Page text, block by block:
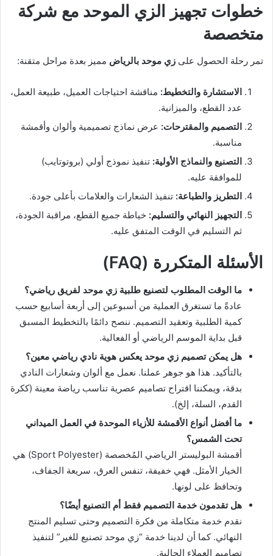
خطوات تجهيز الزي الموحد مع شركة
متخصصة
تمر رحلة الحصول على زي موحد بالرياض مميز بعدة مراحل متقنة:
الاستشارة والتخطيط: مناقشة احتياجات العميل، طبيعة العمل،
عدد القطع، والميزانية.
التصميم والمقترحات: عرض نماذج تصميمية وألوان وأقمشة
مناسبة.
التصنيع والنماذج الأولية: تنفيذ نموذج أولي (بروتوتايب)
للموافقة عليه.
التطريز والطباعة: تنفيذ الشعارات والعلامات بأعلى جودة.
التجهيز النهائي والتسليم: خياطة جميع القطع، مراقبة الجودة،
ثم التسليم في الوقت المتفق عليه.
الأسئلة المتكررة (FAQ)
ما الوقت المطلوب لتصنيع طلبية زي موحد لفريق رياضي؟
عادةً ما تستغرق العملية من أسبوعين إلى أربعة أسابيع حسب
كمية الطلبية وتعقيد التصميم. ننصح دائمًا بالتخطيط المسبق
قبل بداية الموسم الرياضي أو الفعالية.
هل يمكن تصميم زي موحد يعكس هوية نادي رياضي معين؟
بالتأكيد. هذا هو جوهر عملنا. نعمل مع ألوان وشعارات النادي
بدقة، ويمكننا اقتراح تصاميم عصرية تناسب رياضة معينة (ككرة
القدم، السلة، إلخ).
ما أفضل أنواع الأقمشة للأزياء الموحدة في العمل الميداني
تحت الشمس؟
أقمشة البوليستر الرياضي المُخصصة (Sport Polyester) هي
الخيار الأمثل. فهي خفيفة، تنفس العرق، سريعة الجفاف،
وتحافظ على لونها.
هل تقدمون خدمة التصميم فقط أم التصنيع أيضًا؟
نقدم خدمة متكاملة من فكرة التصميم وحتى تسليم المنتج
النهائي. كما أن لدينا خدمة “زي موحد تصنيع للغير” لتنفيذ
تصاميم العملاء الحالية.